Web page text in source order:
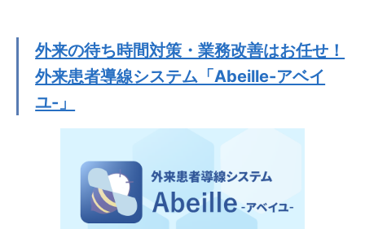
外来の待ち時間対策・業務改善はお任せ！
外来患者導線システム「Abeille-アベイ
ユ-」